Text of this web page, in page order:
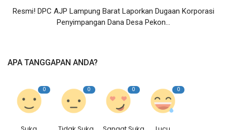
Resmi! DPC AJP Lampung Barat Laporkan Dugaan Korporasi
Penyimpangan Dana Desa Pekon...
APA TANGGAPAN ANDA?
0 0 0 0